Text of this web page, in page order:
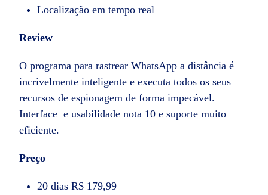
Localização em tempo real
Review
O programa para rastrear WhatsApp a distância é
incrivelmente inteligente e executa todos os seus
recursos de espionagem de forma impecável.
Interface e usabilidade nota 10 e suporte muito
eficiente.
Preço
20 dias R$ 179,99